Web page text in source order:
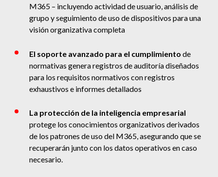
M365 – incluyendo actividad de usuario, análisis de
grupo y seguimiento de uso de dispositivos para una
visión organizativa completa
El soporte avanzado para el cumplimiento de
normativas genera registros de auditoría diseñados
para los requisitos normativos con registros
exhaustivos e informes detallados
La protección de la inteligencia empresarial
protege los conocimientos organizativos derivados
de los patrones de uso del M365, asegurando que se
recuperarán junto con los datos operativos en caso
necesario.